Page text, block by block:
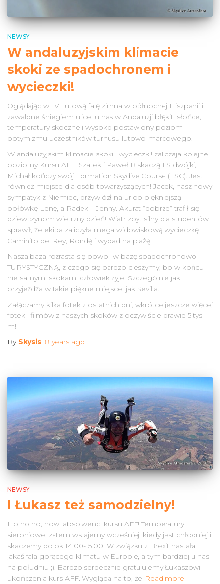
NEWSY
W andaluzyjskim klimacie
skoki ze spadochronem i
wycieczki!
Oglądając w TV lutową falę zimna w północnej Hiszpanii i
zawalone śniegiem ulice, u nas w Andaluzji błękit, słońce,
temperatury skoczne i wysoko postawiony poziom
optymizmu uczestników turnusu lutowo-marcowego.
W andaluzyjskim klimacie skoki i wycieczki! zaliczaja kolejne
poziomy Kursu AFF, Szatek i Paweł B skaczą FS dwójki,
Michał kończy swój Formation Skydive Course (FSC). Jest
również miejsce dla osób towarzyszących! Jacek, nasz nowy
sympatyk z Niemiec, przywiózł na urlop piękniejszą
połówkę Lenę, a Radek – Jenny. Akurat “dobrze” trafił się
dziewczynom wietrzny dzień! Wiatr zbyt silny dla studentów
sprawił, że ekipa zaliczyła mega widowiskową wycieczkę
Caminito del Rey, Rondę i wypad na plażę.
Nasza baza rozrasta się powoli w bazę spadochronowo –
TURYSTYCZNĄ, z czego się bardzo cieszymy, bo w końcu
nie samymi skokami człowiek żyje. Szczególnie jak
przyjeżdża w takie piękne miejsce, jak Sevilla.
Załączamy kilka fotek z ostatnich dni, wkrótce jeszcze więcej
fotek i filmów z naszych skoków z oczywiście prawie 5 tys
m!
By Skysis, 8 years ago
NEWSY
I Łukasz też samodzielny!
Ho ho ho, nowi absolwenci kursu AFF! Temperatury
sierpniowe, zatem wstajemy wcześniej, kiedy jest chłodniej i
skaczemy do ok 14.00-15.00. W związku z Brexit nastała
jakaś fala gorącego klimatu w Europie, a tym bardziej u nas
na południu ;). Bardzo serdecznie gratulujemy Łukaszowi
ukończenia kurs AFF. Wygląda na to, że Read more